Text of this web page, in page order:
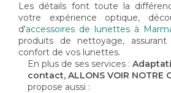
Les détails font toute la
votre expérience optique,
d'accessoires de lunettes à
produits de nettoyage,
confort de vos lunettes.
En plus de ses services :
contact, ALLONS VOIR NOTRE
propose aussi :